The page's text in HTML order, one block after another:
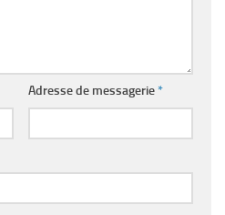
Adresse de messagerie*